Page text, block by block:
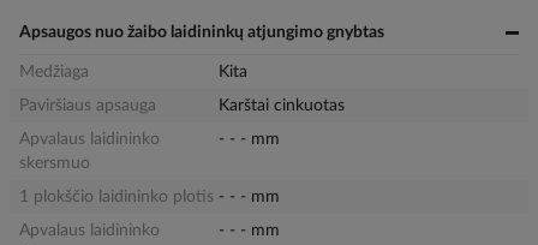
Apsaugos nuo žaibo laidininkų atjungimo gnybtas
Medžiaga
Kita
Paviršiaus apsauga
Karštai cinkuotas
Apvalaus laidininko
skersmuo
- - - mm
1 plokščio laidininko plotis - - - mm
Apvalaus laidininko
- - - mm